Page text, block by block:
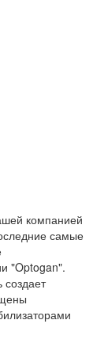
компанией
самые
"Optogan".
создает